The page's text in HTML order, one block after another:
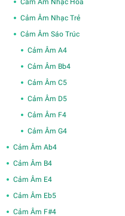
Cảm Âm Nhạc Hoa
Cảm Âm Nhạc Trẻ
Cảm Âm Sáo Trúc
Cảm Âm A4
Cảm Âm Bb4
Cảm Âm C5
Cảm Âm D5
Cảm Âm F4
Cảm Âm G4
Cảm Âm Ab4
Cảm Âm B4
Cảm Âm E4
Cảm Âm Eb5
Cảm Âm F#4